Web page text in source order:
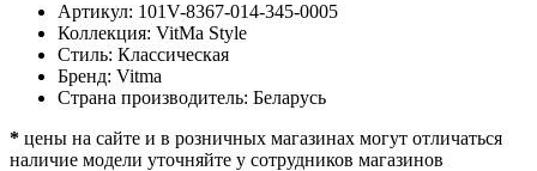
Артикул: 101V-8367-014-345-0005
Коллекция: VitMa Style
Стиль: Классическая
Бренд: Vitma
Страна производитель: Беларусь
* цены на сайте и в розничных магазинах могут отличаться
наличие модели уточняйте у сотрудников магазинов